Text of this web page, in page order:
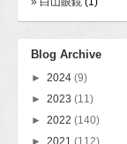
Blog Archive
► 2024 (9)
► 2023 (11)
► 2022 (140)
► 2021 (112)